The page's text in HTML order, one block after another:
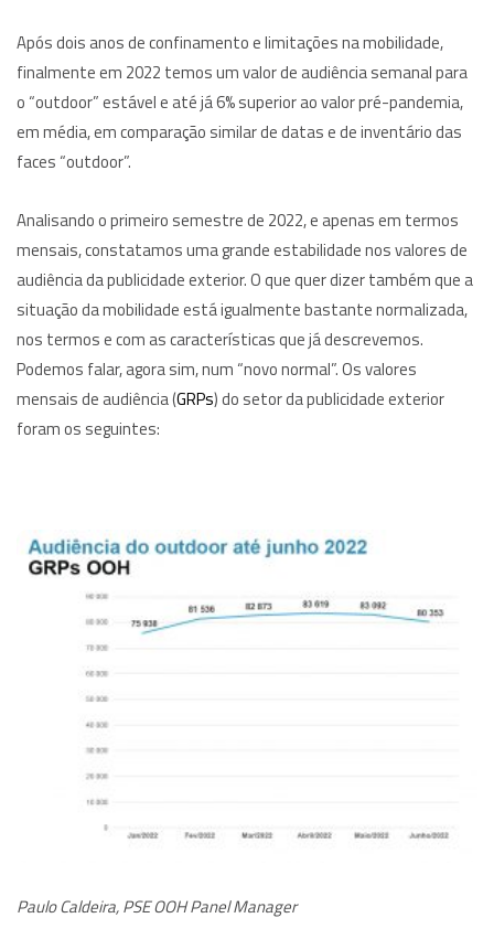
Após dois anos de confinamento e limitações na mobilidade,
finalmente em 2022 temos um valor de audiência semanal para
o “outdoor” estável e até já 6% superior ao valor pré-pandemia,
em média, em comparação similar de datas e de inventário das
faces “outdoor”.
Analisando o primeiro semestre de 2022, e apenas em termos
mensais, constatamos uma grande estabilidade nos valores de
audiência da publicidade exterior. O que quer dizer também que a
situação da mobilidade está igualmente bastante normalizada,
nos termos e com as características que já descrevemos.
Podemos falar, agora sim, num “novo normal”. Os valores
mensais de audiência (GRPs) do setor da publicidade exterior
foram os seguintes:
Paulo Caldeira, PSE OOH Panel Manager